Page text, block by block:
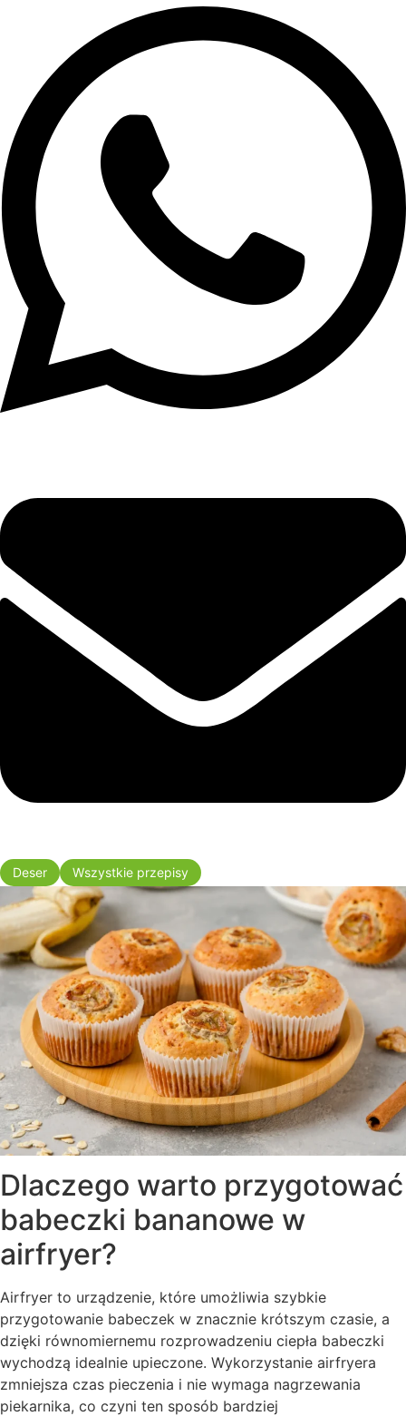
Deser Wszystkie przepisy
Dlaczego warto przygotować
babeczki bananowe w
airfryer?
Airfryer to urządzenie, które umożliwia szybkie
przygotowanie babeczek w znacznie krótszym czasie, a
dzięki równomiernemu rozprowadzeniu ciepła babeczki
wychodzą idealnie upieczone. Wykorzystanie airfryera
zmniejsza czas pieczenia i nie wymaga nagrzewania
piekarnika, co czyni ten sposób bardziej